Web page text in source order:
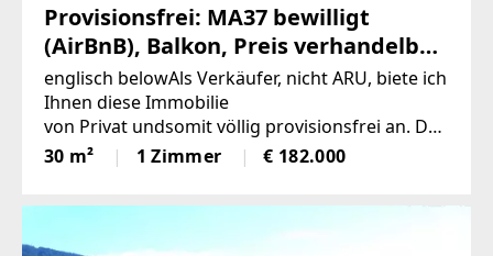
Provisionsfrei: MA37 bewilligt
(AirBnB), Balkon, Preis verhandelbar
(Provisionsfrei)
englisch belowAls Verkäufer, nicht ARU, biete ich
Ihnen diese Immobilie
von Privat undsomit völlig provisionsfrei an. Der
Verkaufspreis ist verhandelbar. Ein goldenes
Fundstück ist diese ca. 30 m² große
30 m² 1 Zimmer € 182.000